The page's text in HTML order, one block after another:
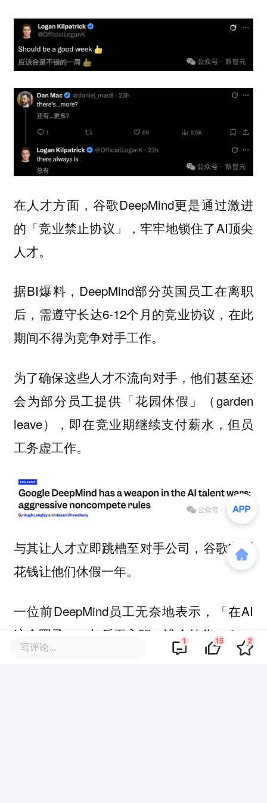
在人才方面，谷歌DeepMind更是通过激进
的「竞业禁止协议」，牢牢地锁住了AI顶尖
人才。
据BI爆料，DeepMind部分英国员工在离职
后，需遵守长达6-12个月的竞业协议，在此
期间不得为竞争对手工作。
为了确保这些人才不流向对手，他们甚至还
会为部分员工提供「花园休假」（garden
leave），即在竞业期继续支付薪水，但员
工务虚工作。
与其让人才立即跳槽至对手公司，谷歌宁愿
花钱让他们休假一年。
一位前DeepMind员工无奈地表示，「在AI
这个圈子，一年后再入职，谁会签你」？
写评论... 1 15 2